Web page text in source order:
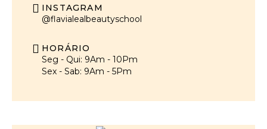
INSTAGRAM
@flavialealbeautyschool
HORÁRIO
Seg - Qui: 9Am - 10Pm
Sex - Sab: 9Am - 5Pm